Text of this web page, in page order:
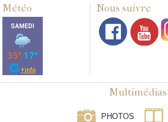
Météo Nous suivre
Multimédias
PHOTOS